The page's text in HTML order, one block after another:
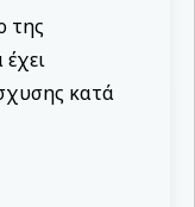
της
κατά